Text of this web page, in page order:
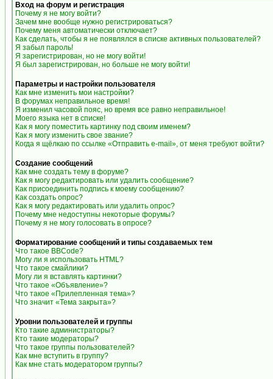
Вход на форум и регистрация
Почему я не могу войти?
Зачем мне вообще нужно регистрироваться?
Почему меня автоматически отключает?
Как сделать, чтобы я не появлялся в списке активных пользователей?
Я забыл пароль!
Я зарегистрирован, но не могу войти!
Я был зарегистрирован, но больше не могу войти!
Параметры и настройки пользователя
Как мне изменить мои настройки?
В форумах неправильное время!
Я изменил часовой пояс, но время все равно неправильное!
Моего языка нет в списке!
Как я могу поместить картинку под своим именем?
Как я могу изменить свое звание?
Когда я щёлкаю по ссылке «Отправить e-mail», от меня требуют войти?
Создание сообщений
Как мне создать тему в форуме?
Как я могу редактировать или удалить сообщение?
Как присоединить подпись к моему сообщению?
Как создать опрос?
Как я могу редактировать или удалить опрос?
Почему мне недоступны некоторые форумы?
Почему я не могу голосовать в опросе?
Форматирование сообщений и типы создаваемых тем
Что такое BBCode?
Могу ли я использовать HTML?
Что такое смайлики?
Могу ли я вставлять картинки?
Что такое «Объявление»?
Что такое «Прилепленная тема»?
Что значит «Тема закрыта»?
Уровни пользователей и группы
Кто такие администраторы?
Кто такие модераторы?
Что такое группы пользователей?
Как мне вступить в группу?
Как мне стать модератором группы?